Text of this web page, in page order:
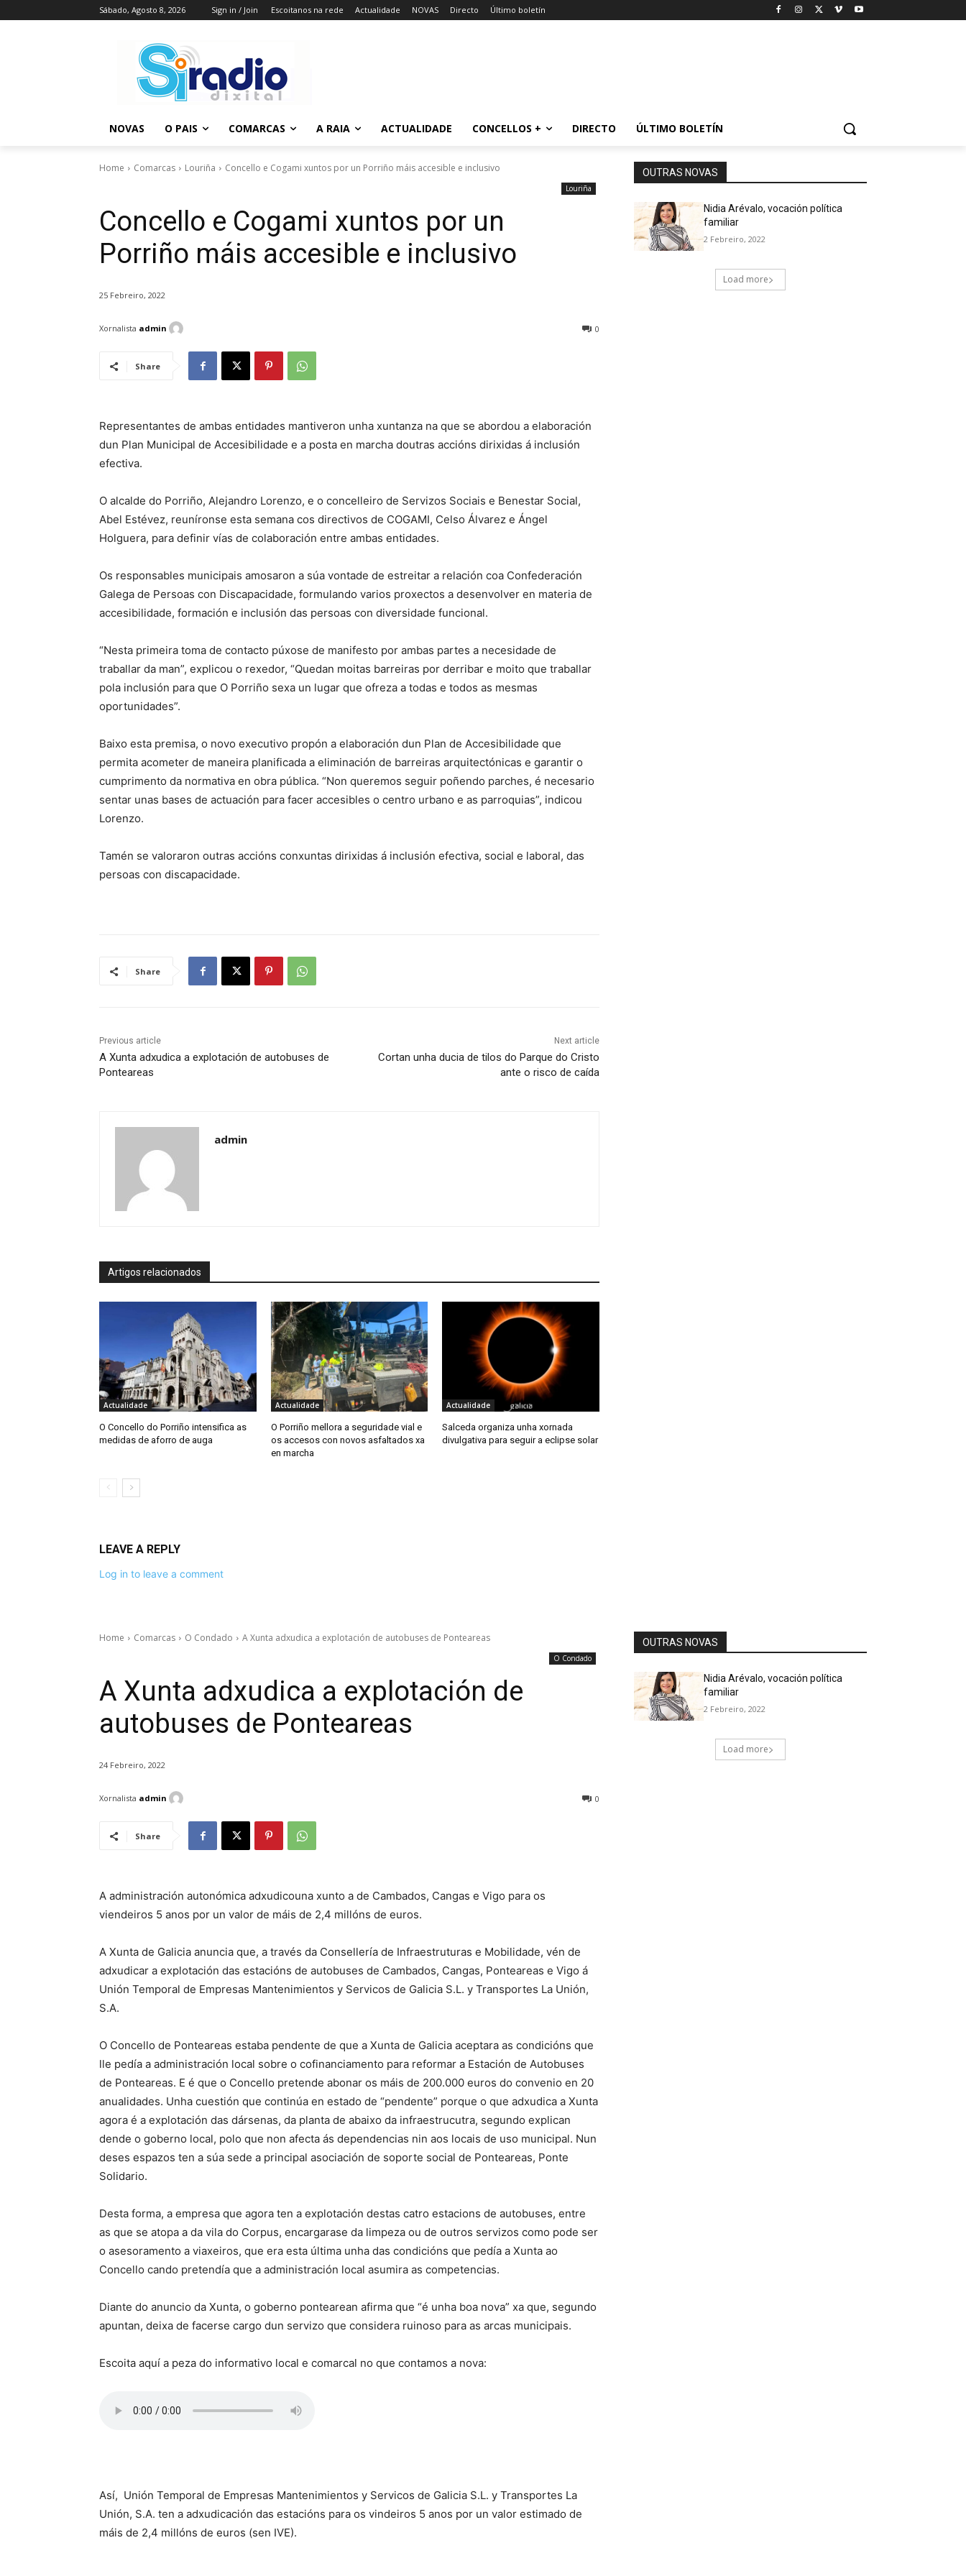
Sábado, Agosto 8, 2026 Sign in / Join Escoitanos na rede Actualidade NOVAS Directo Último boletín
NOVAS O PAIS COMARCAS A RAIA ACTUALIDADE CONCELLOS + DIRECTO ÚLTIMO BOLETÍN
Home Comarcas Louriña Concello e Cogami xuntos por un Porriño máis accesible e inclusivo
Louriña
Concello e Cogami xuntos por un
Porriño máis accesible e inclusivo
25 Febreiro, 2022
0
Xornalista admin
Share
Representantes de ambas entidades mantiveron unha xuntanza na que se abordou a elaboración
dun Plan Municipal de Accesibilidade e a posta en marcha doutras accións dirixidas á inclusión
efectiva.
O alcalde do Porriño, Alejandro Lorenzo, e o concelleiro de Servizos Sociais e Benestar Social,
Abel Estévez, reuníronse esta semana cos directivos de COGAMI, Celso Álvarez e Ángel
Holguera, para definir vías de colaboración entre ambas entidades.
Os responsables municipais amosaron a súa vontade de estreitar a relación coa Confederación
Galega de Persoas con Discapacidade, formulando varios proxectos a desenvolver en materia de
accesibilidade, formación e inclusión das persoas con diversidade funcional.
“Nesta primeira toma de contacto púxose de manifesto por ambas partes a necesidade de
traballar da man”, explicou o rexedor, “Quedan moitas barreiras por derribar e moito que traballar
pola inclusión para que O Porriño sexa un lugar que ofreza a todas e todos as mesmas
oportunidades”.
Baixo esta premisa, o novo executivo propón a elaboración dun Plan de Accesibilidade que
permita acometer de maneira planificada a eliminación de barreiras arquitectónicas e garantir o
cumprimento da normativa en obra pública. “Non queremos seguir poñendo parches, é necesario
sentar unas bases de actuación para facer accesibles o centro urbano e as parroquias”, indicou
Lorenzo.
Tamén se valoraron outras accións conxuntas dirixidas á inclusión efectiva, social e laboral, das
persoas con discapacidade.
Share
Previous article
A Xunta adxudica a explotación de autobuses de
Ponteareas
Next article
Cortan unha ducia de tilos do Parque do Cristo
ante o risco de caída
admin
Artigos relacionados
Actualidade
O Concello do Porriño intensifica as
medidas de aforro de auga
Actualidade
O Porriño mellora a seguridade vial e
os accesos con novos asfaltados xa
en marcha
Actualidade
Salceda organiza unha xornada
divulgativa para seguir a eclipse solar
LEAVE A REPLY
Log in to leave a comment
OUTRAS NOVAS
Nidia Arévalo, vocación política
familiar
2 Febreiro, 2022
Load more